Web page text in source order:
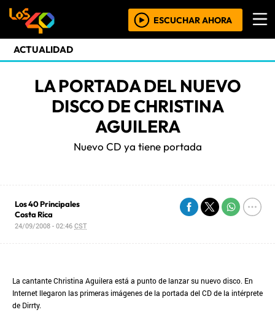
ESCUCHAR AHORA
ACTUALIDAD
LA PORTADA DEL NUEVO
DISCO DE CHRISTINA
AGUILERA
Nuevo CD ya tiene portada
Los 40 Principales
Costa Rica
24/09/2008 - 02:46CST
La cantante Christina Aguilera está a punto de lanzar su nuevo disco. En
Internet llegaron las primeras imágenes de la portada del CD de la intérprete
de Dirrty.